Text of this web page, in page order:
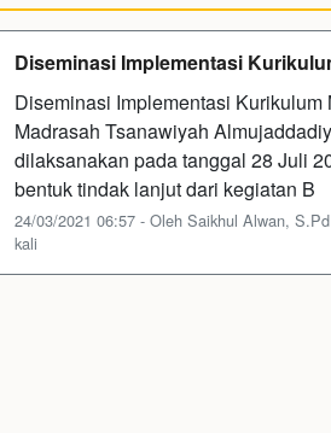
Diseminasi Implementasi
Diseminasi Implementasi Kurikulum
Madrasah Tsanawiyah
dilaksanakan pada tanggal 28 Juli
bentuk tindak lanjut dari kegiatan B
24/03/2021 06:57 - Oleh Saikhul Alwan,
kali